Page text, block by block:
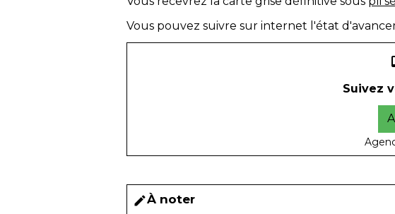
Vous pouvez suivre sur internet l'état
Suivez
editÀ noter